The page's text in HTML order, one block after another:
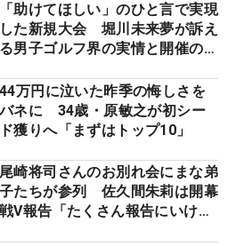
「助けてほしい」のひと言で実現
した新規大会 堀川未来夢が訴え
る男子ゴルフ界の実情と開催の舞
44万円に泣いた昨季の悔しさを
バネに 34歳・原敏之が初シー
ド獲りへ「まずはトップ10」
尾崎将司さんのお別れ会にまな弟
子たちが参列 佐久間朱莉は開幕
戦V報告「たくさん報告にいける